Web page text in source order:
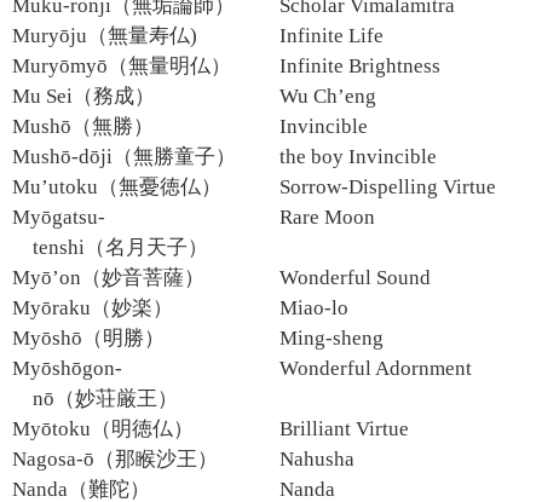
Muku-ronji（無垢論師）
Scholar Vimalamitra
Muryōju（無量寿仏)
Infinite Life
Muryōmyō（無量明仏）
Infinite Brightness
Mu Sei（務成）
Wu Ch’eng
Mushō（無勝）
Invincible
Mushō-dōji（無勝童子）
the boy Invincible
Mu’utoku（無憂徳仏）
Sorrow-Dispelling Virtue
Myōgatsu-
tenshi（名月天子）
Rare Moon
Myō’on（妙音菩薩）
Wonderful Sound
Myōraku（妙楽）
Miao-lo
Myōshō（明勝）
Ming-sheng
Myōshōgon-
nō（妙荘厳王）
Wonderful Adornment
Myōtoku（明徳仏）
Brilliant Virtue
Nagosa-ō（那睺沙王）
Nahusha
Nanda（難陀）
Nanda